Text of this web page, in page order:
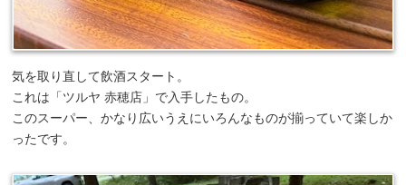
気を取り直して飲酒スタート。
これは「ツルヤ 赤穂店」で入手したもの。
このスーパー、かなり広いうえにいろんなものが揃っていて楽しか
ったです。